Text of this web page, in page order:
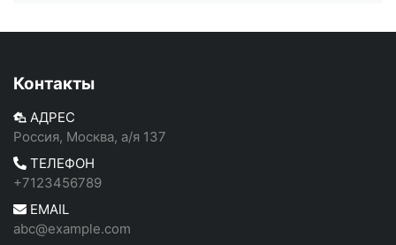
Контакты
АДРЕС
Россия, Москва, а/я 137
ТЕЛЕФОН
+7123456789
EMAIL
abc@example.com